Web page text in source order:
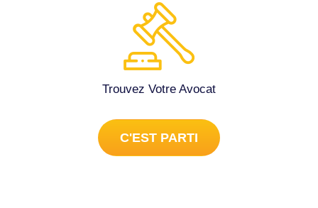
Trouvez Votre Avocat
C'EST PARTI